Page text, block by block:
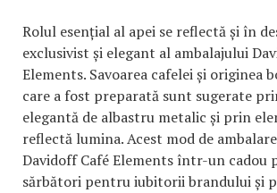
Rolul esențial al apei se reflectă și în
exclusivist și elegant al ambalajului
Elements. Savoarea cafelei și originea
care a fost preparată sunt sugerate
elegantă de albastru metalic și prin
reflectă lumina. Acest mod de
Davidoff Café Elements într-un cadou
sărbători pentru iubitorii brandului și